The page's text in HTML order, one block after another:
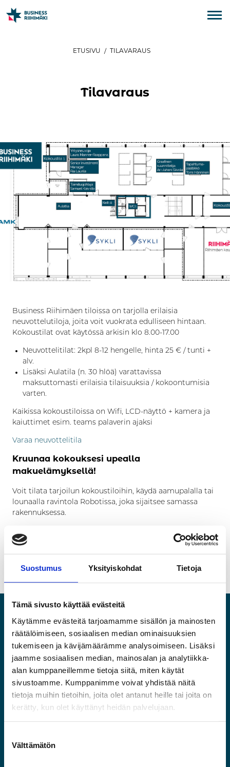
Suostumus Yksityiskohdat Tietoja
Tämä sivusto käyttää evästeitä
Käytämme evästeitä tarjoamamme sisällön ja mainosten
räätälöimiseen, sosiaalisen median ominaisuuksien
tukemiseen ja kävijämäärämme analysoimiseen. Lisäksi
jaamme sosiaalisen median, mainosalan ja analytiikka-
alan kumppaneillemme tietoja siitä, miten käytät
sivustoamme. Kumppanimme voivat yhdistää näitä
tietoja muihin tietoihin, joita olet antanut heille tai joita on
kerätty, kun olet käyttänyt heidän palvelujaan.
Välttämätön
ETUSIVU / TILAVARAUS
Tilavaraus
Business Riihimäen tiloissa on tarjolla erilaisia
neuvottelutiloja, joita voit vuokrata edulliseen hintaan.
Kokoustilat ovat käytössä arkisin klo 8.00-17.00
Neuvottelitilat: 2kpl 8-12 hengelle, hinta 25 € / tunti +
alv.
Lisäksi Aulatila (n. 30 hlöä) varattavissa
maksuttomasti erilaisia tilaisuuksia / kokoontumisia
varten.
Kaikissa kokoustiloissa on Wifi, LCD-näyttö + kamera ja
kaiuttimet esim. teams palaverin ajaksi
Varaa neuvottelitila
Kruunaa kokouksesi upealla
makuelämyksellä!
Voit tilata tarjoilun kokoustiloihin, käydä aamupalalla tai
lounaalla ravintola Robotissa, joka sijaitsee samassa
rakennuksessa.
Käyntiosoite
Riihimäen Tilat ja Kehitys Oy
Business Park Riihimäki
Kaartokatu 2
11100 Riihimäki
050 568 0037